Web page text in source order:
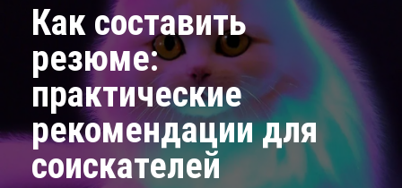
Как составить
резюме:
практические
рекомендации для
соискателей